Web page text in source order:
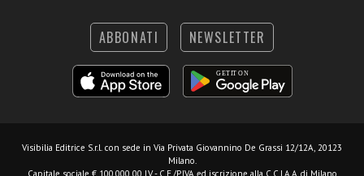
ABBONATI NEWSLETTER
Visibilia Editrice S.r.l. con sede in Via Privata Giovannino De Grassi 12/12A, 20123
Milano.